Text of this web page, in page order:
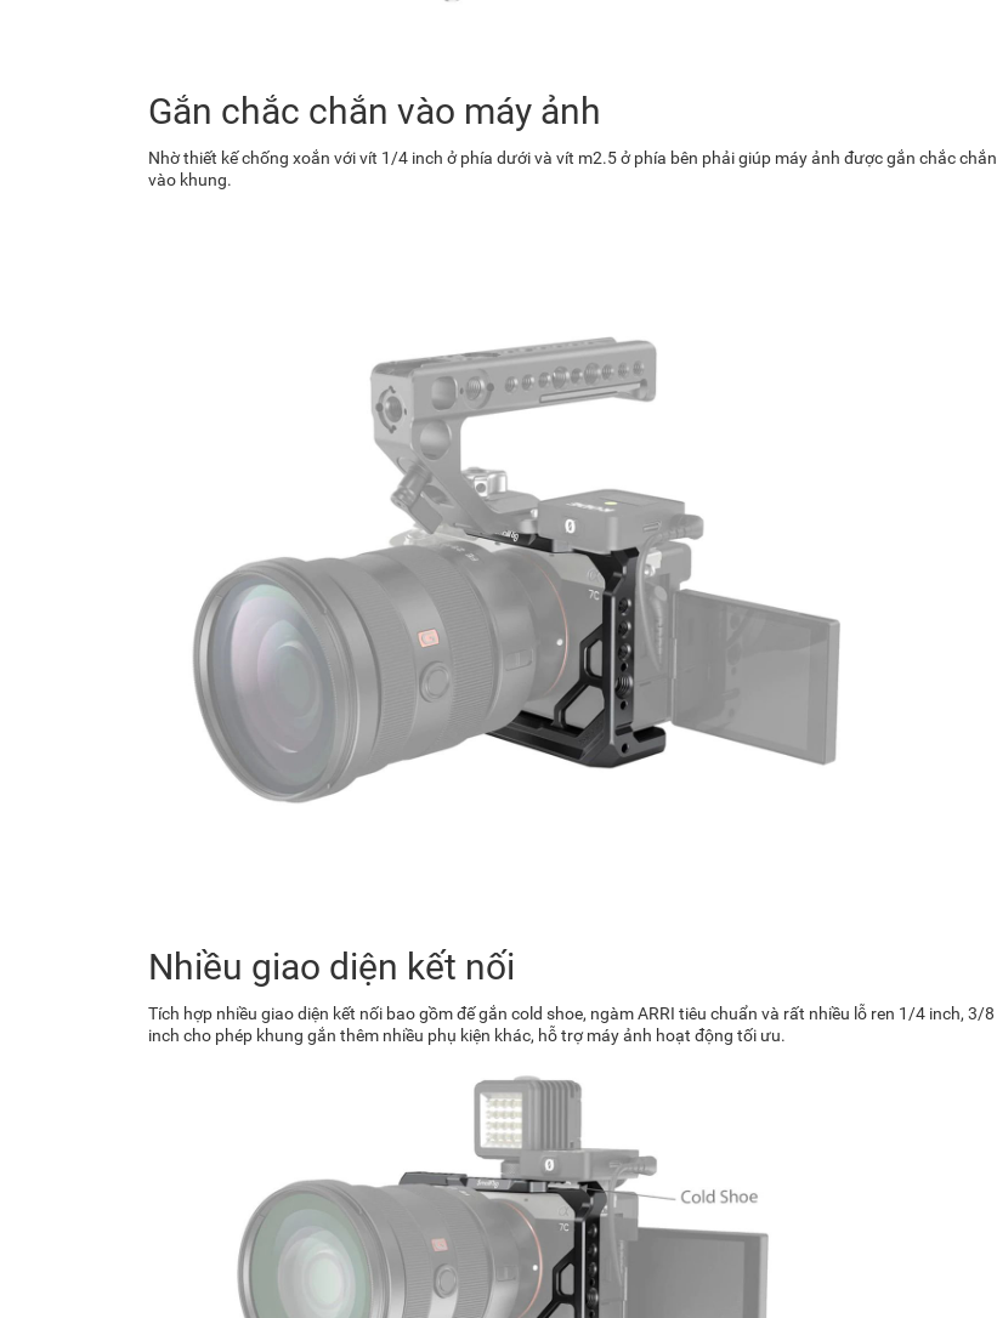
Gắn chắc chắn vào máy ảnh
Nhờ thiết kế chống xoắn với vít 1/4 inch ở phía dưới và vít m2.5 ở phía bên phải giúp máy ảnh được gắn chắc chắn
vào khung.
Nhiều giao diện kết nối
Tích hợp nhiều giao diện kết nối bao gồm đế gắn cold shoe, ngàm ARRI tiêu chuẩn và rất nhiều lỗ ren 1/4 inch, 3/8
inch cho phép khung gắn thêm nhiều phụ kiện khác, hỗ trợ máy ảnh hoạt động tối ưu.